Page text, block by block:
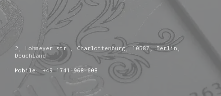
2, Lohmeyer str., Charlottenburg, 10587, Berlin,
Deuchland
Mobile: +49 1741-968-608